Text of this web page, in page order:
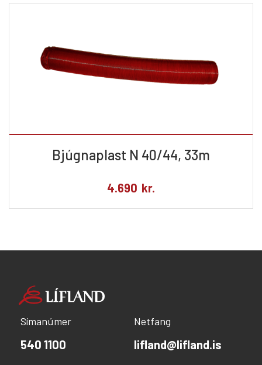
Bjúgnaplast N 40/44, 33m
4.690 kr.
Símanúmer
540 1100
Netfang
lifland@lifland.is